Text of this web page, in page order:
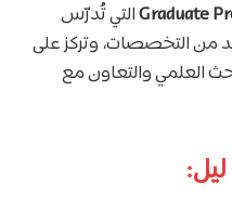
Graduateالتي تُدرّس
من التخصصات، وتركز على
العلمي والتعاون مع